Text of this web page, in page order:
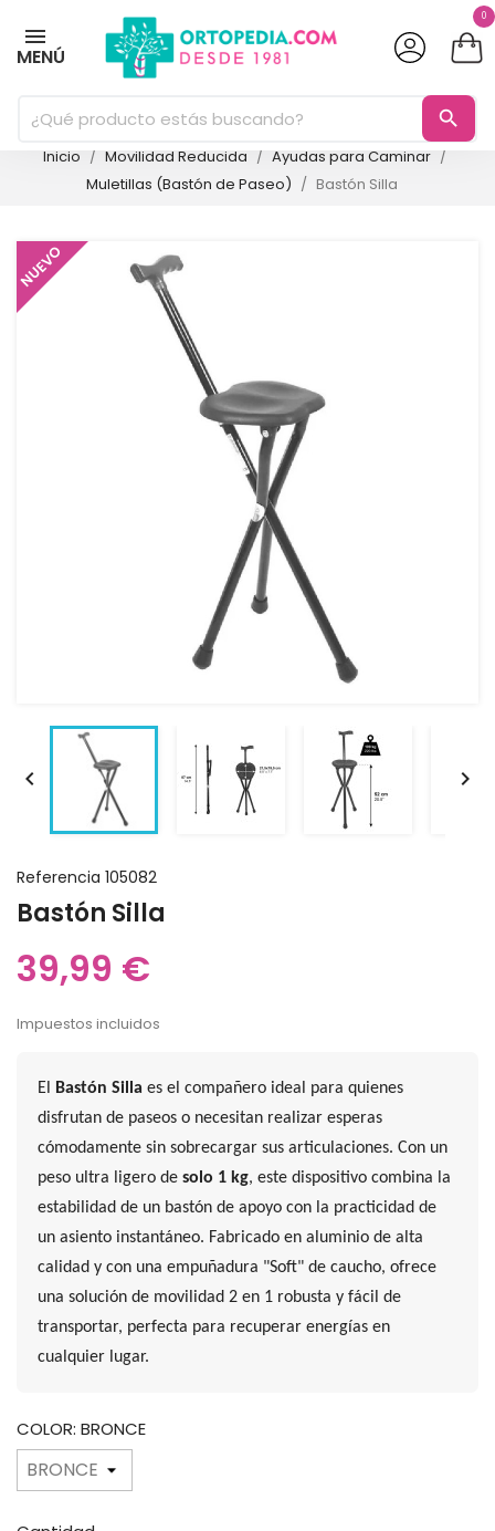
MENÚ
0
search
Inicio Movilidad Reducida
Ayudas para Caminar
Muletillas (Bastón de Paseo)
Bastón Silla
NUEVO
 
Referencia 105082
Bastón Silla
39,99 €
Impuestos incluidos
El Bastón Silla es el compañero ideal para quienes
disfrutan de paseos o necesitan realizar esperas
cómodamente sin sobrecargar sus articulaciones. Con un
peso ultra ligero desolo 1 kg, este dispositivo combina la
estabilidad de un bastón de apoyo con la practicidad de
un asiento instantáneo. Fabricado en aluminio de alta
calidad y con una empuñadura "Soft" de caucho, ofrece
una solución de movilidad 2 en 1 robusta y fácil de
transportar, perfecta para recuperar energías en
cualquier lugar.
COLOR: BRONCE